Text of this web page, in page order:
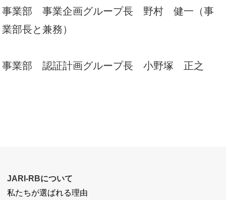
事業部 事業企画グループ長 野村 健一（事
業部長と兼務）
事業部 認証計画グループ長 小野塚 正之
JARI-RBについて
私たちが選ばれる理由